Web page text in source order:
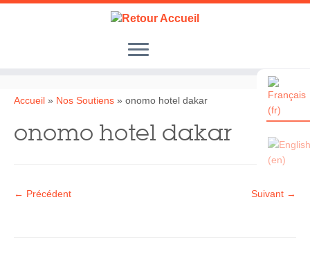
Passer
Le Samu Social Sénégal
Nos Partenaires
Accueil » Nos Soutiens » onomo hotel dakar
onomo hotel dakar
← Précédent Suivant →